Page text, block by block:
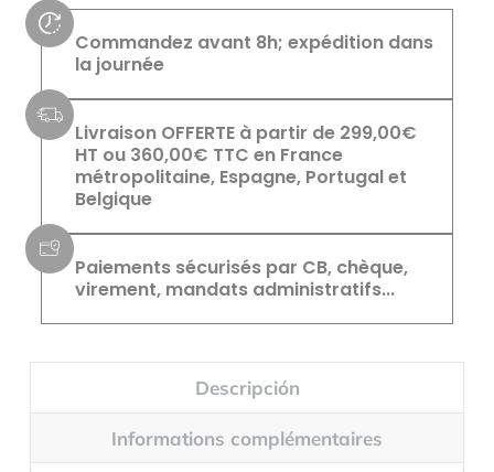
Commandez avant 8h; expédition dans
la journée
Livraison OFFERTE à partir de 299,00€
HT ou 360,00€ TTC en France
métropolitaine, Espagne, Portugal et
Belgique
Paiements sécurisés par CB, chèque,
virement, mandats administratifs...
Descripción
Informations complémentaires